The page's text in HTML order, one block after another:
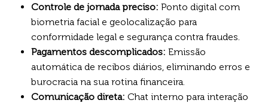
Controle de jornada preciso: Ponto digital com
biometria facial e geolocalização para
conformidade legal e segurança contra fraudes.
Pagamentos descomplicados: Emissão
automática de recibos diários, eliminando erros e
burocracia na sua rotina financeira.
Comunicação direta: Chat interno para interação